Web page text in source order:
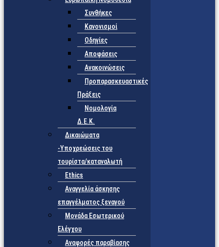
Συνθήκες
Κανονισμοί
Οδηγίες
Αποφάσεις
Ανακοινώσεις
Προπαρασκευαστικές
Πράξεις
Νομολογία
Δ.Ε.Κ.
Δικαιώματα
-Υποχρεώσεις του
τουρίστα/καταναλωτή
Ethics
Αναγγελία άσκησης
επαγγέλματος ξεναγού
Μονάδα Εσωτερικού
Ελέγχου
Αναφορές παραβίασης